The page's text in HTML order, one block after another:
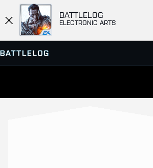
BATTLELOG
ELECTRONIC ARTS